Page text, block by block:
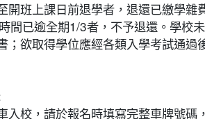
開班上課日前退學者，退還已繳學
間已逾全期1/3者，不予退還。學校
；欲取得學位應經各類入學考試通過
入校，請於報名時填寫完整車牌號碼